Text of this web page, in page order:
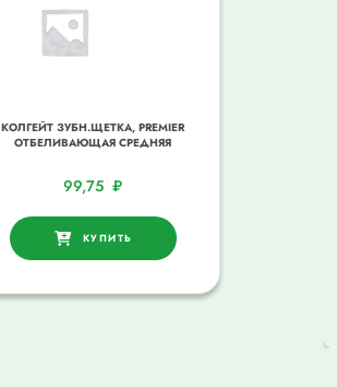
КОЛГЕЙТ ЗУБН.ЩЕТКА, PREMIER
ОТБЕЛИВАЮЩАЯ СРЕДНЯЯ
99,75 ₽
КУПИТЬ